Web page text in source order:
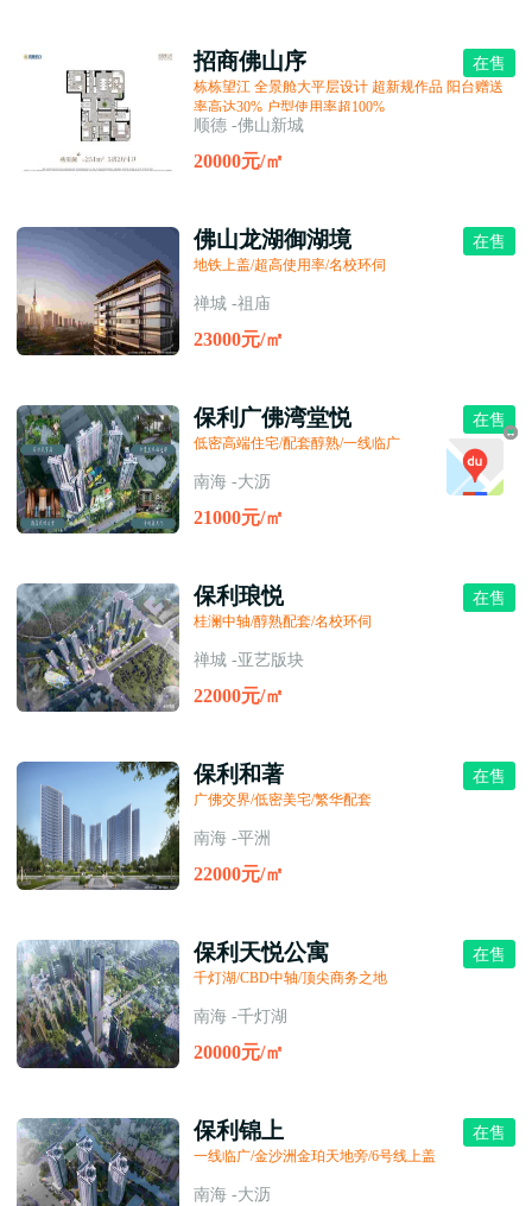
招商佛山序 在售
栋栋望江 全景舱大平层设计 超新规作品 阳台赠送
率高达30% 户型使用率超100%
顺德 -佛山新城
20000元/㎡
佛山龙湖御湖境 在售
地铁上盖/超高使用率/名校环伺
禅城 -祖庙
23000元/㎡
保利广佛湾堂悦 在售
低密高端住宅/配套醇熟/一线临广
南海 -大沥
21000元/㎡
保利琅悦 在售
桂澜中轴/醇熟配套/名校环伺
禅城 -亚艺版块
22000元/㎡
保利和著 在售
广佛交界/低密美宅/繁华配套
南海 -平洲
22000元/㎡
保利天悦公寓 在售
千灯湖/CBD中轴/顶尖商务之地
南海 -千灯湖
20000元/㎡
保利锦上 在售
一线临广/金沙洲金珀天地旁/6号线上盖
南海 -大沥